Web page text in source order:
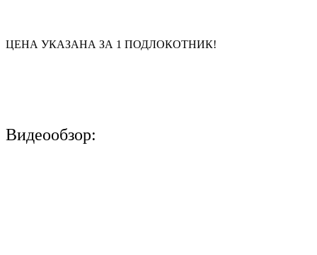
ЦЕНА УКАЗАНА ЗА 1 ПОДЛОКОТНИК!
Видеообзор: